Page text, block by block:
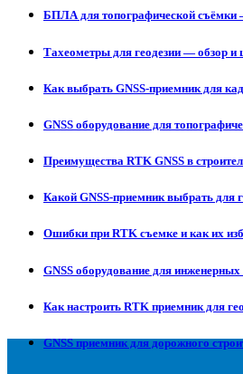
БПЛА для топографической съёмки
Тахеометры для геодезии — обзор и
Как выбрать GNSS-приемник для
GNSS оборудование для
Преимущества RTK GNSS в
Какой GNSS-приемник выбрать для
Ошибки при RTK съемке и как их
GNSS оборудование для
Как настроить RTK приемник для
GNSS приемник для дорожного